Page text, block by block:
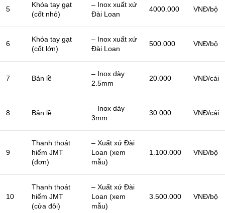
5
Khóa tay gạt
(cốt nhỏ)
– Inox xuất xứ
Đài Loan
4000.000 VNĐ/bộ
6
Khóa tay gạt
(cốt lớn)
– Inox xuất xứ
Đài Loan
500.000 VNĐ/bộ
7 Bản lề
– Inox dày
2.5mm
20.000 VNĐ/cái
8 Bản lề
– Inox dày
3mm
30.000 VNĐ/cái
9
Thanh thoát
hiểm JMT
(đơn)
– Xuất xứ Đài
Loan (xem
mẫu)
1.100.000 VNĐ/bộ
10
Thanh thoát
hiểm JMT
(cửa đôi)
– Xuất xứ Đài
Loan (xem
mẫu)
3.500.000 VNĐ/bộ